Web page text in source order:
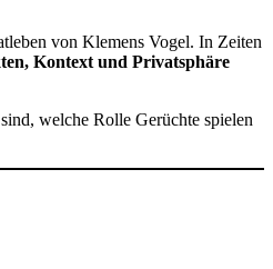
von Klemens Vogel. In Zeiten
Kontext und Privatsphäre
welche Rolle Gerüchte spielen